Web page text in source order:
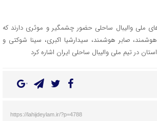
ملی والیبال ساحلی حضور چشمگیر و موثری دارند که
صابر هوشمند، سیدارشیا اکبری، سینا شوکتی و
در تیم ملی والیبال ساحلی ایران اشاره کرد
https://lahijdeylam.ir/?p=4788